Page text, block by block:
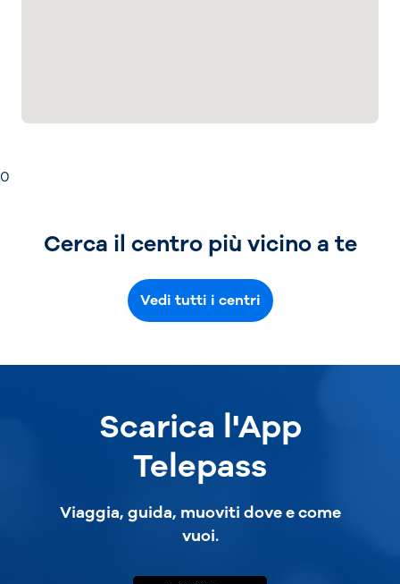
0
Cerca il centro più vicino a te
Vedi tutti i centri
Scarica l'App
Telepass
Viaggia, guida, muoviti dove e come
vuoi.